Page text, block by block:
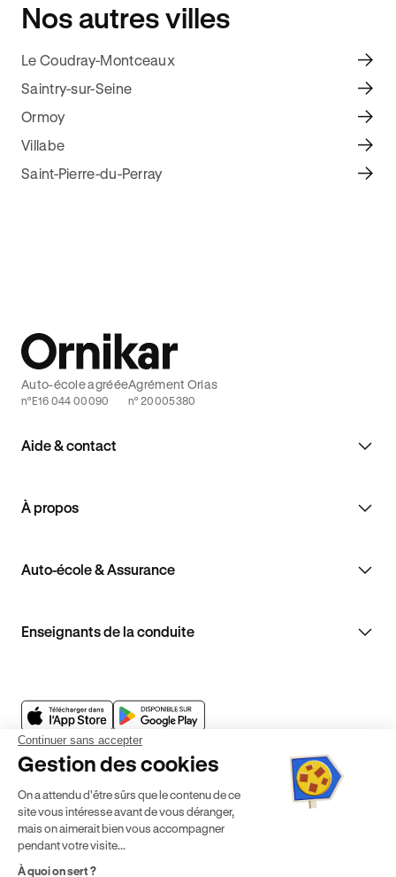
Nos autres villes
Le Coudray-Montceaux
Saintry-sur-Seine
Ormoy
Villabe
Saint-Pierre-du-Perray
Aide & contact
À propos
Auto-école & Assurance
Enseignants de la conduite
Auto-école agréée
n°E16 044 00090
Agrément Orias
n° 20005380
Mentions légales
Continuer sans accepter
Gestion des cookies
On a attendu d'être sûrs que le contenu de ce
site vous intéresse avant de vous déranger,
mais on aimerait bien vous accompagner
pendant votre visite...
À quoi on sert ?